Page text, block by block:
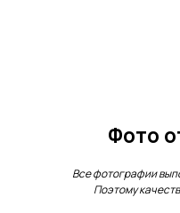
Фото
Все фотографии
Поэтому